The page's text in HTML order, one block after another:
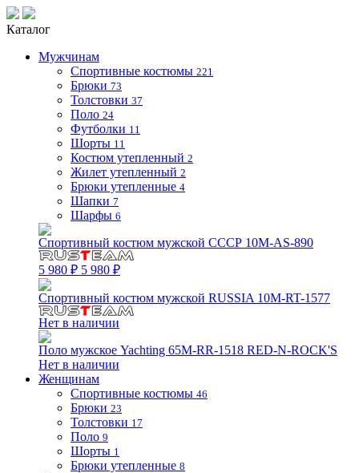
Каталог
Мужчинам
Спортивные костюмы 221
Брюки 73
Толстовки 37
Поло 24
Футболки 11
Шорты 11
Костюм утепленный 2
Жилет утепленный 2
Брюки утепленные 4
Шапки 7
Шарфы 6
Спортивный костюм мужской СССР 10M-AS-890
5 980 ₽ 5 980 ₽
Спортивный костюм мужской RUSSIA 10M-RT-1577
Нет в наличии
Поло мужское Yachting 65M-RR-1518 RED-N-ROCK'S
Нет в наличии
Женщинам
Спортивные костюмы 46
Брюки 23
Толстовки 17
Поло 9
Шорты 1
Брюки утепленные 8